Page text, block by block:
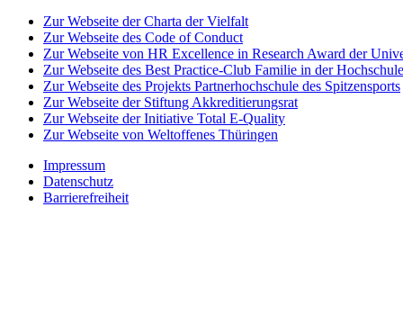
Zur Webseite der Charta der Vielfalt
Zur Webseite des Code of Conduct
Zur Webseite von HR Excellence in Research Award der
Zur Webseite des Best Practice-Club Familie in der Hochschule
Zur Webseite des Projekts Partnerhochschule des Spitzensports
Zur Webseite der Stiftung Akkreditierungsrat
Zur Webseite der Initiative Total E-Quality
Zur Webseite von Weltoffenes Thüringen
Impressum
Datenschutz
Barrierefreiheit